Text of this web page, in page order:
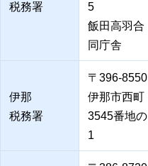
税務署
5
飯田高羽合
同庁舎
伊那
税務署
〒396-8550
伊那市西町
3545番地の
1